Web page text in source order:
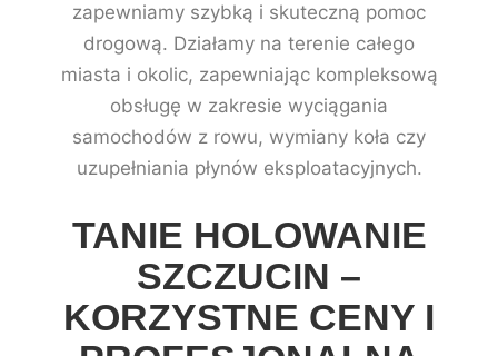
zapewniamy szybką i skuteczną pomoc
drogową. Działamy na terenie całego
miasta i okolic, zapewniając kompleksową
obsługę w zakresie wyciągania
samochodów z rowu, wymiany koła czy
uzupełniania płynów eksploatacyjnych.
TANIE HOLOWANIE
SZCZUCIN –
KORZYSTNE CENY I